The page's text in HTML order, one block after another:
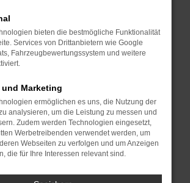
helfen, vorübergehende
beheben.
dass dein Browser und dein
auf dem neuesten Stand sind.
sondern kann auch dazu führen,
Funktionen nicht mehr
werden.
an den Webseitenbetreiber.
oben genannten Schritte versucht
uns bitte. Wir werden versuchen,
zu beheben. Du kannst uns diesen
bieten die bestmögliche Funktionalität
Services von Drittanbietern wie Google
Fahrzeugbewertungssystem und weitere
Marketing
ermöglichen es uns, die Nutzung der
analysieren, um die Leistung zu messen und
Zudem werden Technologien eingesetzt,
Werbetreibenden verwendet werden, um
Webseiten zu verfolgen und um Anzeigen
die für Ihre Interessen relevant sind.